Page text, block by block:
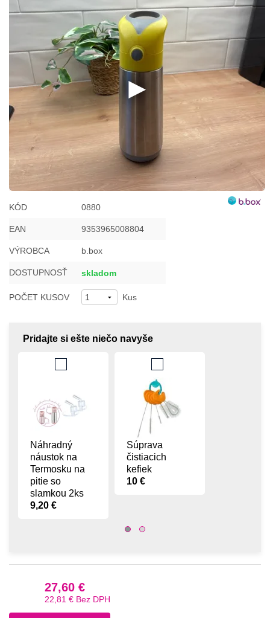
KÓD 0880
EAN 9353965008804
VÝROBCA b.box
DOSTUPNOSŤ skladom
POČET KUSOV Kus
Pridajte si ešte niečo navyše
Náhradný
náustok na
Termosku na
pitie so
slamkou 2ks
9,20 €
Súprava
čistiacich
kefiek
10 €
27,60 €
22,81 € Bez DPH